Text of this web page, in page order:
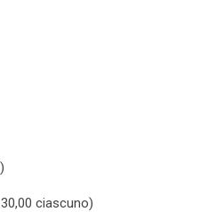
ciascuno)